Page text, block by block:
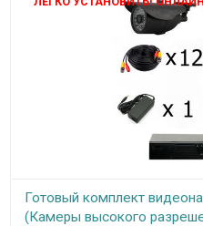
Готовый комплект
(Камеры высокого